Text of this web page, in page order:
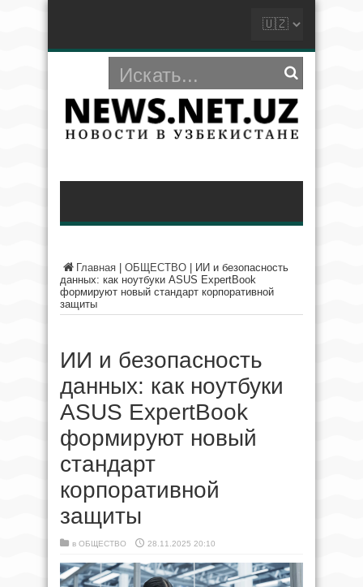
Главная ОБЩЕСТВО
ИИ и безопасность
данных: как ноутбуки ASUS ExpertBook
формируют новый стандарт корпоративной
защиты
ИИ и безопасность
данных: как ноутбуки
ASUS ExpertBook
формируют новый
стандарт
корпоративной
защиты
в ОБЩЕСТВО 28.11.2025 20:10